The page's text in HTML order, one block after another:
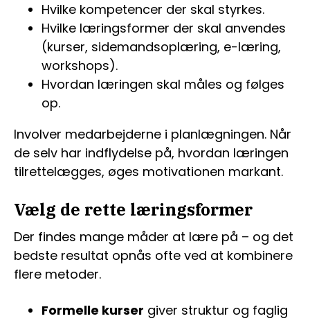
Hvilke kompetencer der skal styrkes.
Hvilke læringsformer der skal anvendes
(kurser, sidemandsoplæring, e-læring,
workshops).
Hvordan læringen skal måles og følges
op.
Involver medarbejderne i planlægningen. Når
de selv har indflydelse på, hvordan læringen
tilrettelægges, øges motivationen markant.
Vælg de rette læringsformer
Der findes mange måder at lære på – og det
bedste resultat opnås ofte ved at kombinere
flere metoder.
Formelle kurser giver struktur og faglig